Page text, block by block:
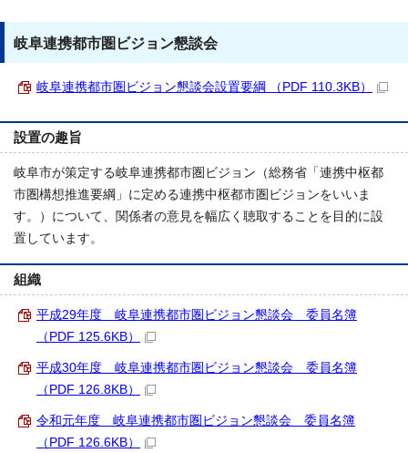
岐阜連携都市圏ビジョン懇談会
岐阜連携都市圏ビジョン懇談会設置要綱 （PDF 110.3KB）
設置の趣旨
岐阜市が策定する岐阜連携都市圏ビジョン（総務省「連携中枢都
市圏構想推進要綱」に定める連携中枢都市圏ビジョンをいいま
す。）について、関係者の意見を幅広く聴取することを目的に設
置しています。
組織
平成29年度 岐阜連携都市圏ビジョン懇談会 委員名簿
（PDF 125.6KB）
平成30年度 岐阜連携都市圏ビジョン懇談会 委員名簿
（PDF 126.8KB）
令和元年度 岐阜連携都市圏ビジョン懇談会 委員名簿
（PDF 126.6KB）